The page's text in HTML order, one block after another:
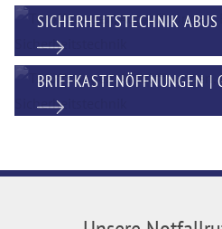
SICHERHEITSTECHNIK
BRIEFKASTENÖFFNUNGEN |